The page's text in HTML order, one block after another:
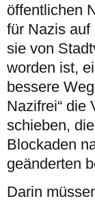
öffentlichen
für Nazis auf
sie von
worden ist,
bessere
Nazifrei“ die
schieben,
Blockaden
geänderten
Darin